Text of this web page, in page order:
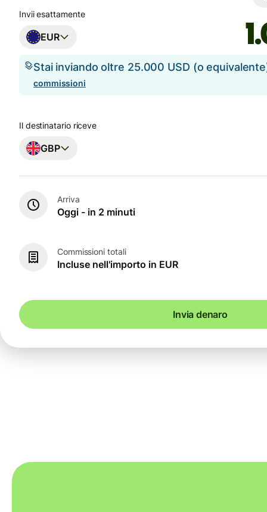
Invii esattamente
EUR
Stai inviando oltre 25.000 USD (o
commissioni
Il destinatario riceve
GBP
Arriva
Oggi - in 2 minuti
Commissioni totali
Incluse nell'importo in EUR
Invia denaro